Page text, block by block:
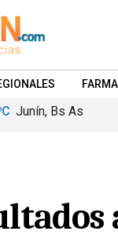
Junín, Bs As